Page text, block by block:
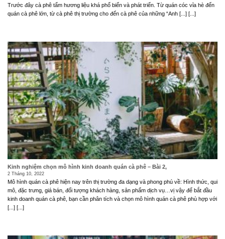
Trước đây cà phê tẩm hương liệu khá phổ biến và phát triển. Từ quán cóc vỉa hè đến
quán cà phê lớn, từ cà phê thị trường cho đến cà phê của những “Anh [...] [...]
Kinh nghiệm chọn mô hình kinh doanh quán cà phê – Bài 2,
2 Tháng 10, 2022
Mô hình quán cà phê hiện nay trên thị trường đa dạng và phong phú về: Hình thức, qui
mô, đặc trưng, giá bán, đối tượng khách hàng, sản phẩm dịch vụ…vị vậy để bắt đầu
kinh doanh quán cà phê, bạn cần phân tích và chọn mô hình quán cà phê phù hợp với
[...] [...]